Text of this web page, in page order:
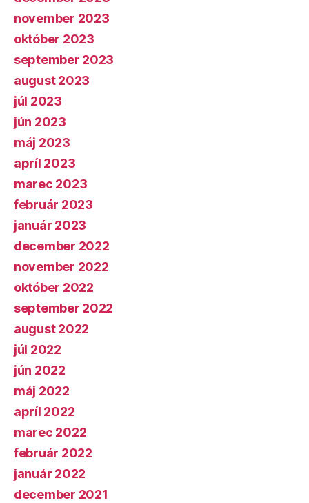
november 2023
október 2023
september 2023
august 2023
júl 2023
jún 2023
máj 2023
apríl 2023
marec 2023
február 2023
január 2023
december 2022
november 2022
október 2022
september 2022
august 2022
júl 2022
jún 2022
máj 2022
apríl 2022
marec 2022
február 2022
január 2022
december 2021